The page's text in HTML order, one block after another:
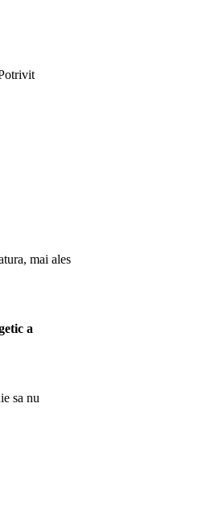
mai ales
a
sa nu